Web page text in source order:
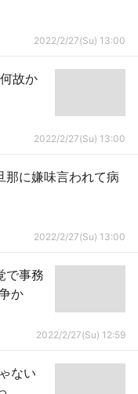
2022/2/27(Su) 13:00
故か
2022/2/27(Su) 13:00
那に嫌味言われて病
2022/2/27(Su) 13:00
で事務
か
2022/2/27(Su) 12:59
ない